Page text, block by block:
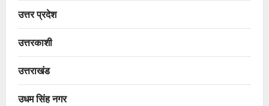
उत्तर प्रदेश
उत्तरकाशी
उत्तराखंड
उधम सिंह नगर